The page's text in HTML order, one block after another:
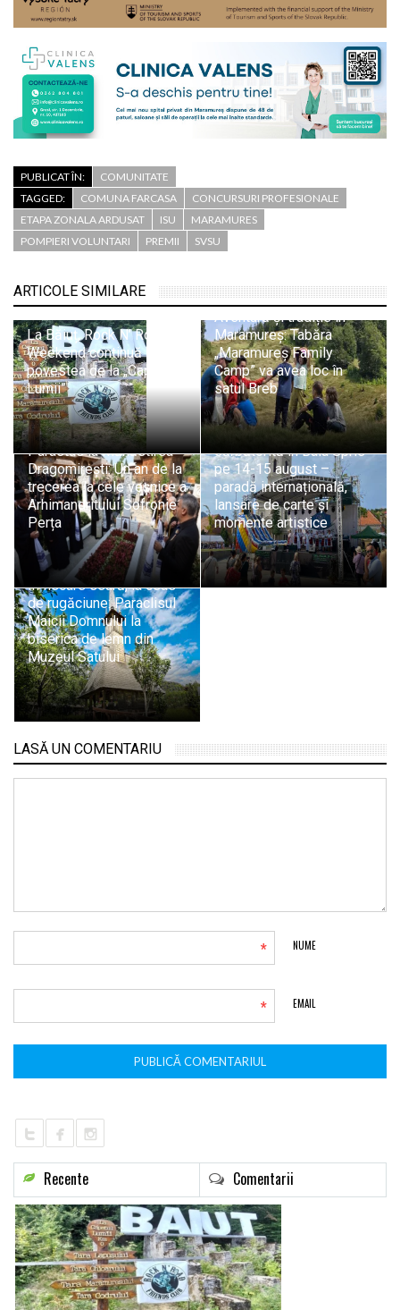
PUBLICAT ÎN:
COMUNITATE
TAGGED:
COMUNA FARCASA
CONCURSURI PROFESIONALE
ETAPA ZONALA ARDUSAT
ISU
MARAMURES
POMPIERI VOLUNTARI
PREMII SVSU
ARTICOLE SIMILARE
La Băiuț, Rock N’ Road
Weekend continuă
povestea de la „Capătul
Lumii”
Aventură și tradiție în
Maramureș: Tabăra
„Maramureș Family
Camp” va avea loc în
satul Breb
Parastas la Mănăstirea
Dragomirești: Un an de la
trecerea la cele veșnice a
Arhimandritului Sofronie
Perța
Ziua Minerului va fi
sărbătorită în Baia Sprie
pe 14-15 august –
paradă internațională,
lansare de carte și
momente artistice
În fiecare seară, la ceas
de rugăciune: Paraclisul
Maicii Domnului la
biserica de lemn din
Muzeul Satului
LASĂ UN COMENTARIU
NUME
*
EMAIL
*
Recente Comentarii